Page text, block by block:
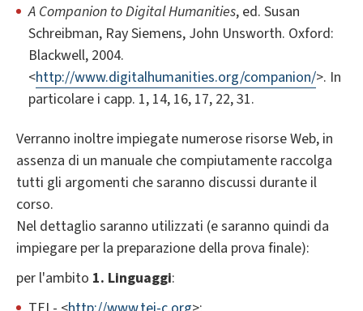
A Companion to Digital Humanities, ed. Susan
Schreibman, Ray Siemens, John Unsworth. Oxford:
Blackwell, 2004.
<http://www.digitalhumanities.org/companion/>. In
particolare i capp. 1, 14, 16, 17, 22, 31.
Verranno inoltre impiegate numerose risorse Web, in
assenza di un manuale che compiutamente raccolga
tutti gli argomenti che saranno discussi durante il
corso.
Nel dettaglio saranno utilizzati (e saranno quindi da
impiegare per la preparazione della prova finale):
per l'ambito 1. Linguaggi: